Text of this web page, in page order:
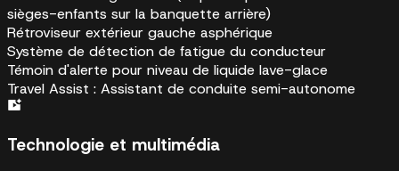
sièges-enfants sur la banquette arrière)
Rétroviseur extérieur gauche asphérique
Système de détection de fatigue du conducteur
Témoin d'alerte pour niveau de liquide lave-glace
Travel Assist : Assistant de conduite semi-autonome
Technologie et multimédia